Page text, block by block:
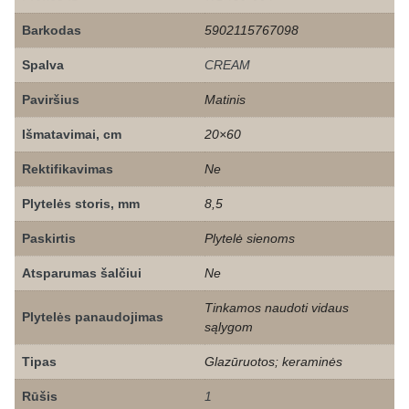
Barkodas 5902115767098
Spalva CREAM
Paviršius Matinis
Išmatavimai, cm 20×60
Rektifikavimas Ne
Plytelės storis, mm 8,5
Paskirtis Plytelė sienoms
Atsparumas šalčiui Ne
Plytelės panaudojimas
Tinkamos naudoti vidaus
sąlygom
Tipas Glazūruotos; keraminės
Rūšis 1